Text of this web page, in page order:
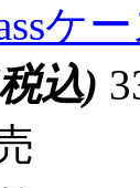
ケー
込)